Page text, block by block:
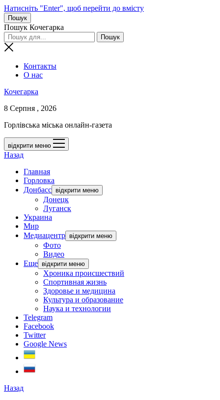
Натисніть "Enter", щоб перейти до вмісту
Пошук
Пошук Кочегарка
Контакты
О нас
Кочегарка
8 Серпня , 2026
Горлівська міська онлайн-газета
відкрити меню
Назад
Главная
Горловка
Донбасс відкрити меню
Донецк
Луганск
Украина
Мир
Медиацентр відкрити меню
Фото
Видео
Еще відкрити меню
Хроника происшествий
Спортивная жизнь
Здоровье и медицина
Культура и образование
Наука и технологии
Telegram
Facebook
Twitter
Google News
Назад